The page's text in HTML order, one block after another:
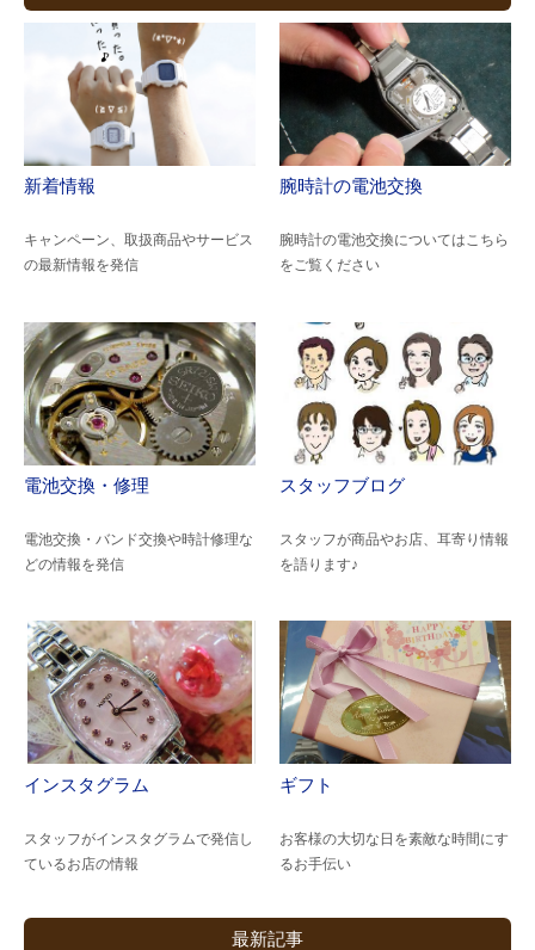
新着情報
キャンペーン、取扱商品やサービス
の最新情報を発信
腕時計の電池交換
腕時計の電池交換についてはこちら
をご覧ください
電池交換・修理
電池交換・バンド交換や時計修理な
どの情報を発信
スタッフブログ
スタッフが商品やお店、耳寄り情報
を語ります♪
インスタグラム
スタッフがインスタグラムで発信し
ているお店の情報
ギフト
お客様の大切な日を素敵な時間にす
るお手伝い
最新記事